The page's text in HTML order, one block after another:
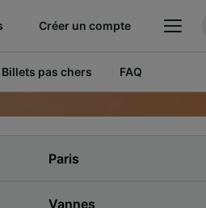
Créer un compte
Billets pas chers FAQ